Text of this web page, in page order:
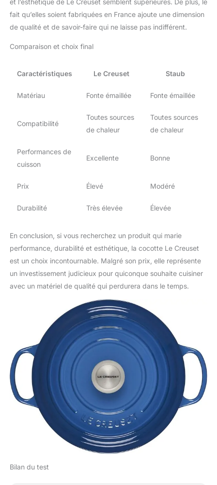
fait qu’elles soient fabriquées en France ajoute une dimension
de qualité et de savoir-faire qui ne laisse pas indifférent.
Comparaison et choix final
Caractéristiques Le Creuset Staub
Matériau Fonte émaillée Fonte émaillée
Compatibilité
Toutes sources
de chaleur
Toutes sources
de chaleur
Performances de
cuisson
Excellente Bonne
Prix Élevé Modéré
Durabilité Très élevée Élevée
En conclusion, si vous recherchez un produit qui marie
performance, durabilité et esthétique, la cocotte Le Creuset
est un choix incontournable. Malgré son prix, elle représente
un investissement judicieux pour quiconque souhaite cuisiner
avec un matériel de qualité qui perdurera dans le temps.
Bilan du test